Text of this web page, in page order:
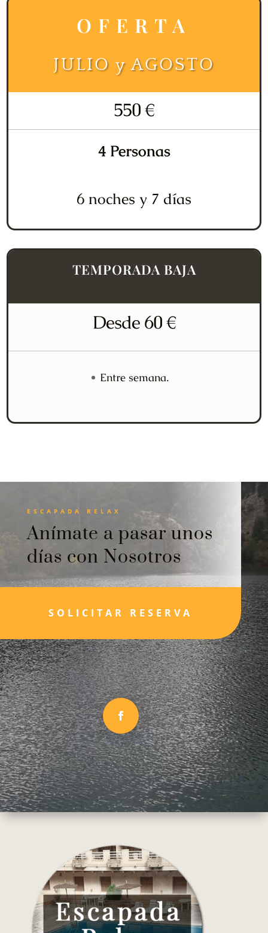
OFERTA
JULIO y AGOSTO
550 €
4 Personas
6 noches y 7 días
TEMPORADA BAJA
Desde 60 €
Entre semana.
ESCAPADA RELAX
Anímate a pasar unos
días con Nosotros
SOLICITAR RESERVA